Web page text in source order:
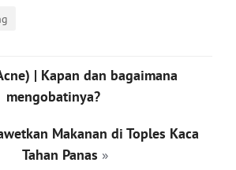
| Kapan dan bagaimana
mengobatinya?
Makanan di Toples Kaca
Tahan Panas »